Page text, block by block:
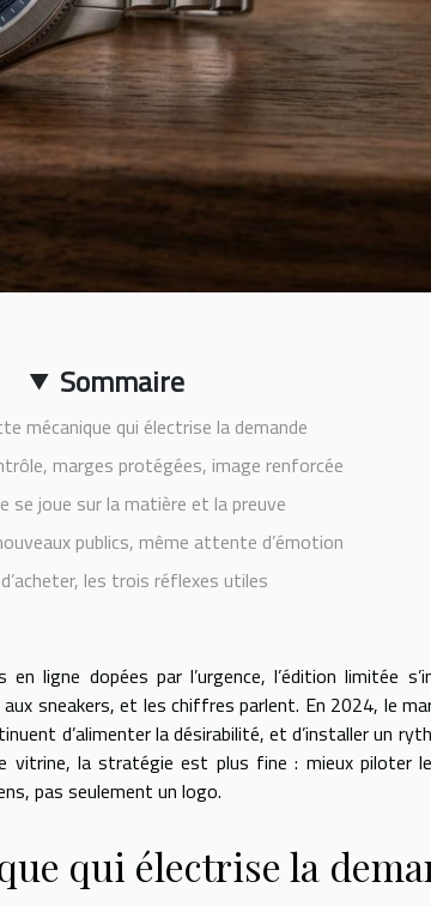
Sommaire
mécanique qui électrise la demande
marges protégées, image renforcée
se joue sur la matière et la preuve
publics, même attente d’émotion
les trois réflexes utiles
ligne dopées par l’urgence, l’édition limitée
sneakers, et les chiffres parlent. En 2024, le
d’alimenter la désirabilité, et d’installer un
vitrine, la stratégie est plus fine : mieux piloter
pas seulement un logo.
qui électrise la